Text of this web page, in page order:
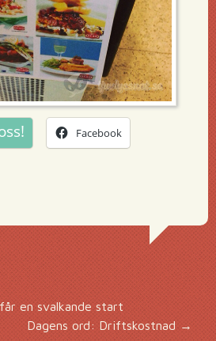
Facebook
en svalkande start
Dagens ord: Driftskostnad→